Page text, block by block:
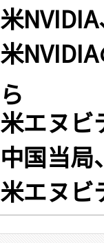
米
米
ら
米エヌビ
中国当
米エヌビ